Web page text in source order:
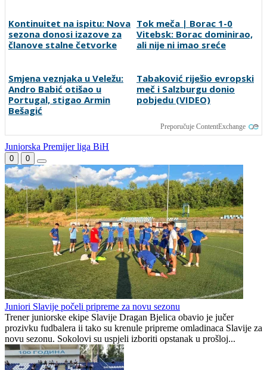
Borac s igračem više tek
do minimalne pobjede nad
prvakom Bjelorusije
Allah, Allah, Allah, Allah…
Mohamed Salah! (VIDEO)
Kontinuitet na ispitu: Nova
sezona donosi izazove za
članove stalne četvorke
Tok meča | Borac 1-0
Smjena veznjaka u Veležu:
Andro Babić otišao u
Portugal, stigao Armin
Bešagić
Tabaković riješio evropski
meč i Salzburgu donio
pobjedu (VIDEO)
Preporučuje ContentExchange
Juniorska Premijer liga BiH
0 0